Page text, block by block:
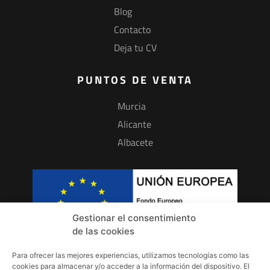
Gestionar el consentimiento
de las cookies
Para ofrecer las mejores experiencias, utilizamos tecnologías como las
cookies para almacenar y/o acceder a la información del dispositivo. El
Blog
Contacto
Deja tu CV
PUNTOS DE VENTA
Murcia
Alicante
Albacete
INFORMACIÓN